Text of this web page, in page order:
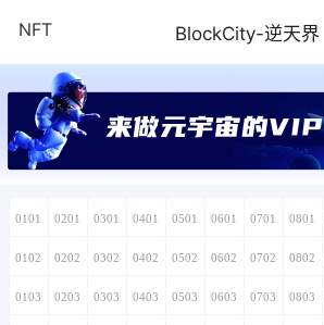
NFT BlockCity-逆天界
来做元宇宙的VIP
0101 0201 0301 0401 0501 0601 0701 0801
0102 0202 0302 0402 0502 0602 0702 0802
0103 0203 0303 0403 0503 0603 0703 0803